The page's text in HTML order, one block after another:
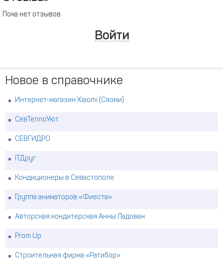
Пока нет отзывов
Войти
Новое в справочнике
Интернет-магазин Xiaomi (Сяоми)
СевТеплоУют
СЕВГИДРО
ITДруг
Кондиционеры в Севастополе
Группа аниматоров «Фиеста»
Авторская кондитерская Анны Ладован
Prom Up
Строительная фирма «Ратибор»